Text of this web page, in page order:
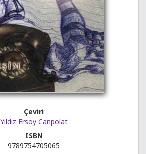
Çeviri
Yıldız Ersoy Canpolat
ISBN
9789754705065